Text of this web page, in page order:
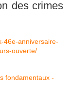
des crimes
46e-anniversaire-
ouverte/
fondamentaux -